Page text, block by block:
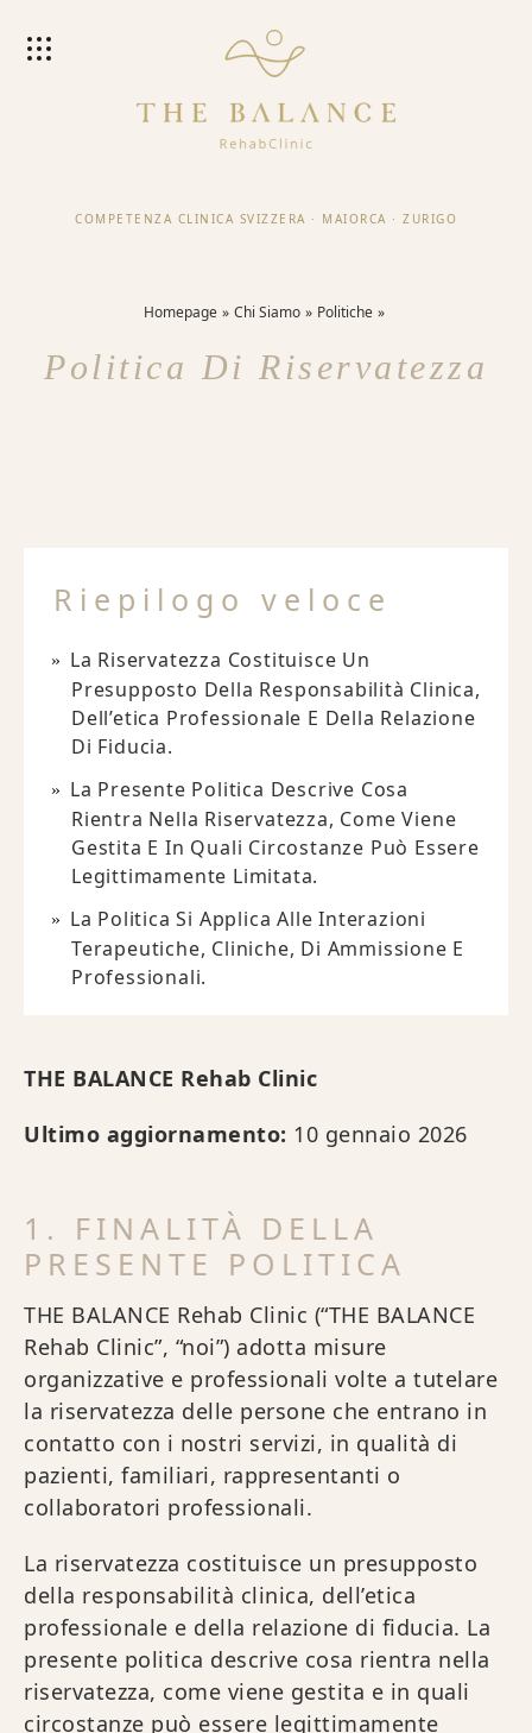
COMPETENZA CLINICA SVIZZERA · MAIORCA · ZURIGO
Homepage Chi Siamo Politiche
Politica Di Riservatezza
Riepilogo veloce
La Riservatezza Costituisce Un
Presupposto Della Responsabilità Clinica,
Dell’etica Professionale E Della Relazione
Di Fiducia.
La Presente Politica Descrive Cosa
Rientra Nella Riservatezza, Come Viene
Gestita E In Quali Circostanze Può Essere
Legittimamente Limitata.
La Politica Si Applica Alle Interazioni
Terapeutiche, Cliniche, Di Ammissione E
Professionali.
THE BALANCE Rehab Clinic
Ultimo aggiornamento: 10 gennaio 2026
1. FINALITÀ DELLA
PRESENTE POLITICA
THE BALANCE Rehab Clinic (“THE BALANCE
Rehab Clinic”, “noi”) adotta misure
organizzative e professionali volte a tutelare
la riservatezza delle persone che entrano in
contatto con i nostri servizi, in qualità di
pazienti, familiari, rappresentanti o
collaboratori professionali.
La riservatezza costituisce un presupposto
della responsabilità clinica, dell’etica
professionale e della relazione di fiducia. La
presente politica descrive cosa rientra nella
riservatezza, come viene gestita e in quali
circostanze può essere legittimamente